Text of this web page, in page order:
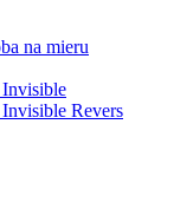
na mieru
Invisible
Revers